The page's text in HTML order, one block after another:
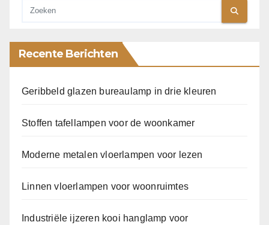
Recente Berichten
Geribbeld glazen bureaulamp in drie kleuren
Stoffen tafellampen voor de woonkamer
Moderne metalen vloerlampen voor lezen
Linnen vloerlampen voor woonruimtes
Industriële ijzeren kooi hanglamp voor